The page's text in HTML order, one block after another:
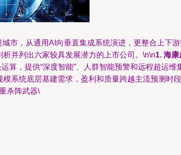
市，从通用AI向垂直集成系统演进，更整合上下
并列出六家较具发展潜力的上市公司。\n\n1. 海
，提供“深度智能”、人群智能预警和远程超运维
系统底层基建需求，盈利和质量跨越主流预测时
杀阵武器\